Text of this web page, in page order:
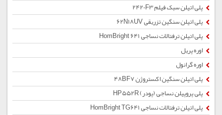
پلی اتیلن سبک فیلم 2420F3
پلی اتیلن سنگین تزریقی 62N18UV
پلی اتیلن ترفتالات نساجی HomBright 641
اوره پریل
اوره گرانول
پلی اتیلن سنگین اکستروژن 48BF7
پلی پروپیلن نساجی (پودر) HP552R
پلی اتیلن ترفتالات نساجی HomBright TG641